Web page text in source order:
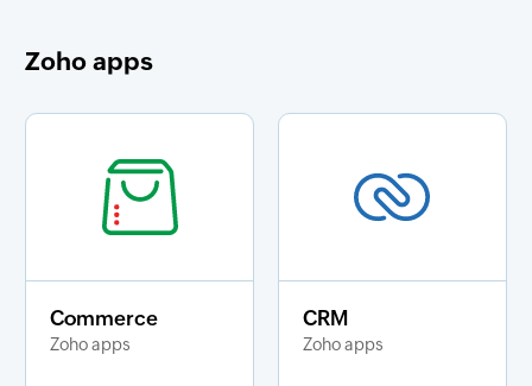
Zoho apps
Commerce
Zoho apps
CRM
Zoho apps